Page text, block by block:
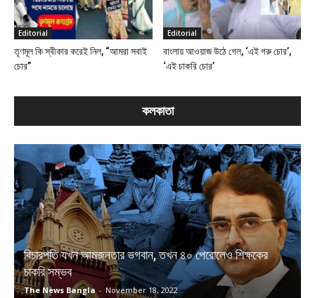
Editorial
তৃণমূল কি স্বীকার করেই নিল, “আমরা সবাই
চোর”
Editorial
বাংলায় আওয়াজ উঠে গেল, ‘এই গরু চোর’,
‘এই চাকরি চোর’
কলকাতা
বিচারপতি যখন আমজনতার ভগবান, তখন ৪০ পেরোলেও শিক্ষকের
চাকরি সম্ভব
The News Bangla - November 18, 2022